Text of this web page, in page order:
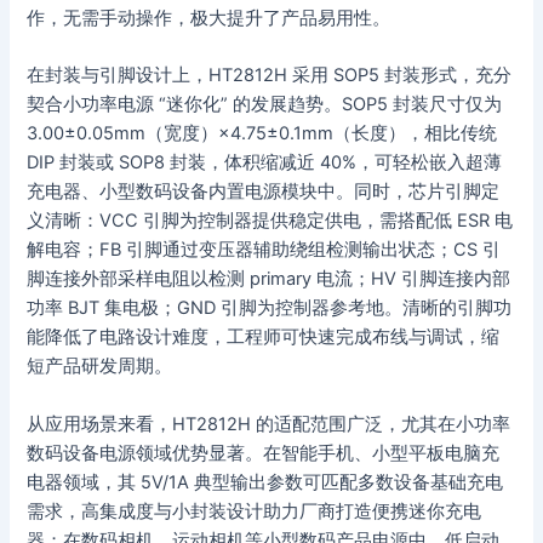
作，无需手动操作，极大提升了产品易用性。
在封装与引脚设计上，HT2812H 采用 SOP5 封装形式，充分
契合小功率电源 “迷你化” 的发展趋势。SOP5 封装尺寸仅为
3.00±0.05mm（宽度）×4.75±0.1mm（长度），相比传统
DIP 封装或 SOP8 封装，体积缩减近 40%，可轻松嵌入超薄
充电器、小型数码设备内置电源模块中。同时，芯片引脚定
义清晰：VCC 引脚为控制器提供稳定供电，需搭配低 ESR 电
解电容；FB 引脚通过变压器辅助绕组检测输出状态；CS 引
脚连接外部采样电阻以检测 primary 电流；HV 引脚连接内部
功率 BJT 集电极；GND 引脚为控制器参考地。清晰的引脚功
能降低了电路设计难度，工程师可快速完成布线与调试，缩
短产品研发周期。
从应用场景来看，HT2812H 的适配范围广泛，尤其在小功率
数码设备电源领域优势显著。在智能手机、小型平板电脑充
电器领域，其 5V/1A 典型输出参数可匹配多数设备基础充电
需求，高集成度与小封装设计助力厂商打造便携迷你充电